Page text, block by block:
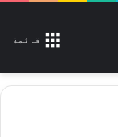
قائمة